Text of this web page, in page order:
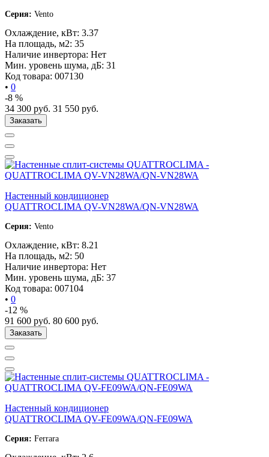
Серия: Vento
Охлаждение, кВт: 3.37
На площадь, м2: 35
Наличие инвертора: Нет
Мин. уровень шума, дБ: 31
Код товара: 007130
• 0
-8 %
34 300 руб. 31 550 руб.
Заказать
Настенный кондиционер
QUATTROCLIMA QV-VN28WA/QN-VN28WA
Серия: Vento
Охлаждение, кВт: 8.21
На площадь, м2: 50
Наличие инвертора: Нет
Мин. уровень шума, дБ: 37
Код товара: 007104
• 0
-12 %
91 600 руб. 80 600 руб.
Заказать
Настенный кондиционер
QUATTROCLIMA QV-FE09WA/QN-FE09WA
Серия: Ferrara